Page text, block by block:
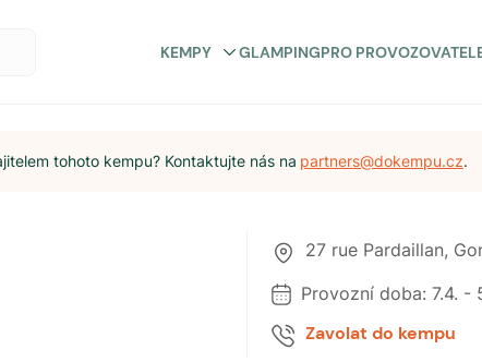
KEMPY GLAMPINGPRO
tohoto kempu? Kontaktujte nás na partners@dokempu.cz.
27 rue Pardaillan,
Provozní doba: 7.4. -
Zavolat do kempu